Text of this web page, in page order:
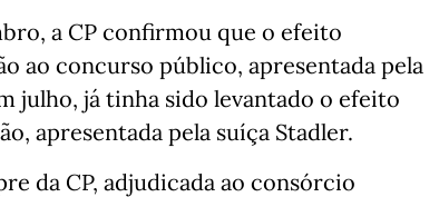
a CP confirmou que o efeito
ao concurso público, apresentada pela
julho, já tinha sido levantado o efeito
apresentada pela suíça Stadler.
da CP, adjudicada ao consórcio